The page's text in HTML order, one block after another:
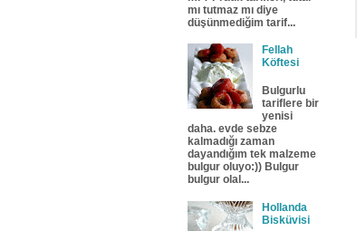
mı tutmaz mı diye
düşünmediğim tarif...
Fellah
Köftesi
Bulgurlu
tariflere bir
yenisi
daha. evde sebze
kalmadığı zaman
dayandığım tek malzeme
bulgur oluyo:)) Bulgur
bulgur olal...
Hollanda
Bisküvisi